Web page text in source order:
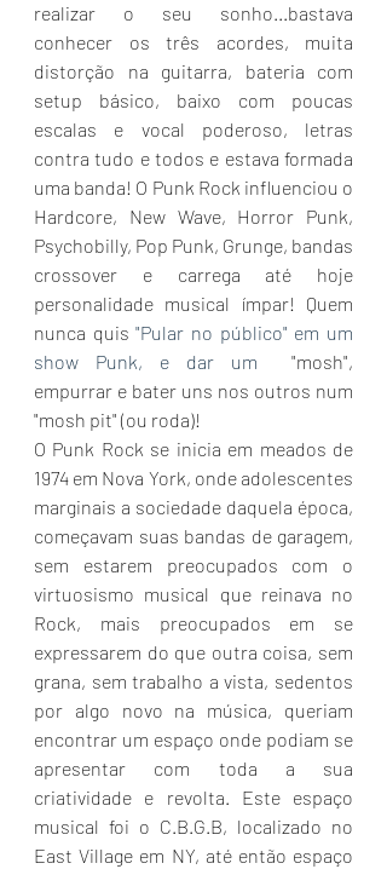
realizar o seu sonho...bastava
conhecer os três acordes, muita
distorção na guitarra, bateria com
setup básico, baixo com poucas
escalas e vocal poderoso, letras
contra tudo e todos e estava formada
uma banda! O Punk Rock influenciou o
Hardcore, New Wave, Horror Punk,
Psychobilly, Pop Punk, Grunge, bandas
crossover e carrega até hoje
personalidade musical ímpar! Quem
nunca quis "Pular no público" em um
show Punk, e dar um
"mosh",
empurrar e bater uns nos outros num
"mosh pit" (ou roda)!
O Punk Rock se inicia em meados de
1974 em Nova York, onde adolescentes
marginais a sociedade daquela época,
começavam suas bandas de garagem,
sem estarem preocupados com o
virtuosismo musical que reinava no
Rock, mais preocupados em se
expressarem do que outra coisa, sem
grana, sem trabalho a vista, sedentos
por algo novo na música, queriam
encontrar um espaço onde podiam se
apresentar com toda a sua
criatividade e revolta. Este espaço
musical foi o C.B.G.B, localizado no
East Village em NY, até então espaço